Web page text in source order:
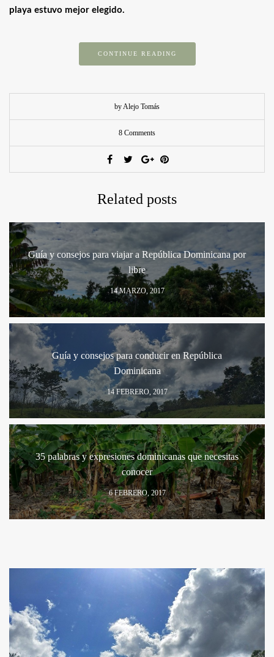
playa estuvo mejor elegido.
CONTINUE READING
by Alejo Tomás
8 Comments
Related posts
Guía y consejos para viajar a República Dominicana por
libre
14 MARZO, 2017
Guía y consejos para conducir en República
Dominicana
14 FEBRERO, 2017
35 palabras y expresiones dominicanas que necesitas
conocer
6 FEBRERO, 2017